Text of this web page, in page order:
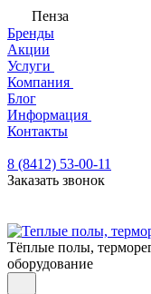
Пенза
Бренды
Акции
Услуги
Компания
Блог
Информация
Контакты
8 (8412) 53-00-11
Заказать звонок
Тёплые полы,
оборудование